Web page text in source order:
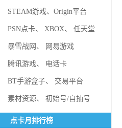
STEAM游戏、 Origin平台
PSN点卡、 XBOX、 任天堂
暴雪战网 、 网易游戏
腾讯游戏、 电话卡
BT手游盒子、 交易平台
素材资源、 初始号/自抽号
点卡月排行榜